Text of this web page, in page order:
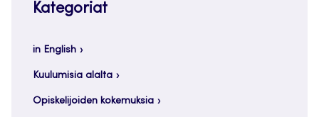
Kategoriat
in English
Kuulumisia alalta
Opiskelijoiden kokemuksia